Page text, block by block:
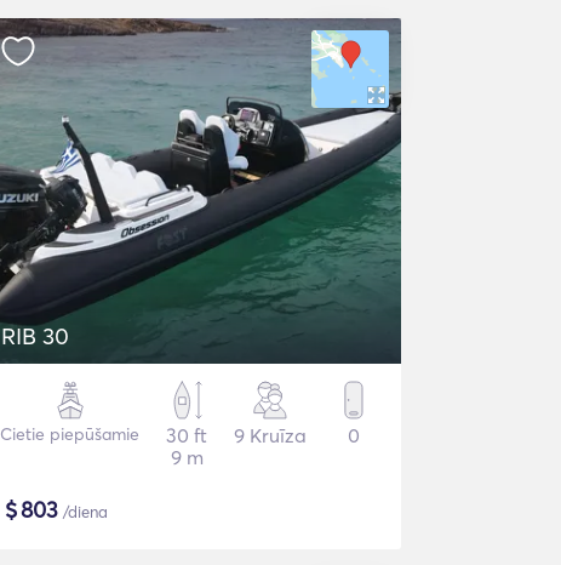
RIB 30
Cietie piepūšamie
30 ft
9 m
9 Kruīza 0
$803 /diena